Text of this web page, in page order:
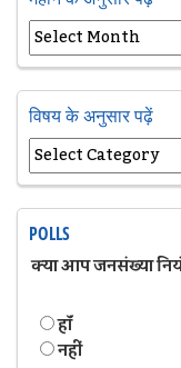
विषय के अनुसार पढ़ें
POLLS
क्या आप जनसंख्या
हॉं
नहीं